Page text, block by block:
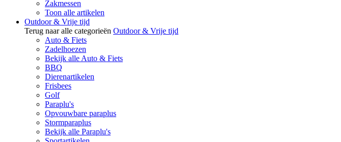
Zakmessen
Toon alle artikelen
Outdoor & Vrije tijd
Terug naar alle categorieën Outdoor & Vrije tijd
Auto & Fiets
Zadelhoezen
Bekijk alle Auto & Fiets
BBQ
Dierenartikelen
Frisbees
Golf
Paraplu's
Opvouwbare paraplus
Stormparaplus
Bekijk alle Paraplu's